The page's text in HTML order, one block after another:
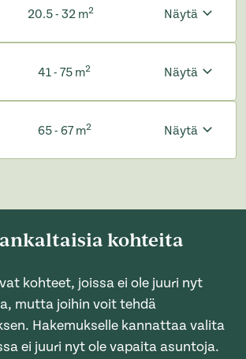
20.5 - 32 m2 Näytä
41 - 75 m2 Näytä
65 - 67 m2 Näytä
kohteita
kohteet, joissa ei ole juuri nyt
mutta joihin voit tehdä
Hakemukselle kannattaa valita
ei juuri nyt ole vapaita asuntoja.